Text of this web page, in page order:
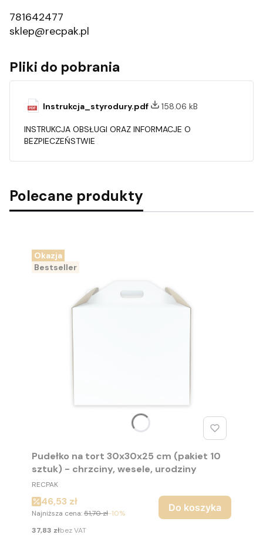
781642477
sklep@recpak.pl
Pliki do pobrania
Instrukcja_styrodury.pdf 158.06 kB
INSTRUKCJA OBSŁUGI ORAZ INFORMACJE O
BEZPIECZEŃSTWIE
Polecane produkty
Okazja
Bestseller
Pudełko na tort 30x30x25 cm (pakiet 10
sztuk) - chrzciny, wesele, urodziny
PRODUCENT
RECPAK
Cena promocyjna
46,53 zł
Najniższa cena:51,70 zł-10%
Cena
37,83 złbez VAT
Do koszyka